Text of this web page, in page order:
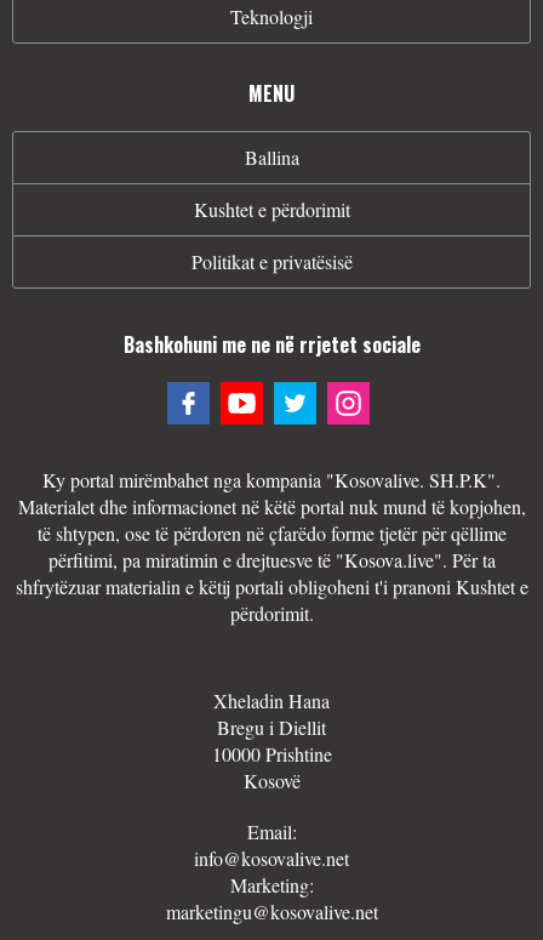
Teknologji
MENU
Ballina
Kushtet e përdorimit
Politikat e privatësisë
Bashkohuni me ne në rrjetet sociale
Ky portal mirëmbahet nga kompania "Kosovalive. SH.P.K".
Materialet dhe informacionet në këtë portal nuk mund të kopjohen,
të shtypen, ose të përdoren në çfarëdo forme tjetër për qëllime
përfitimi, pa miratimin e drejtuesve të "Kosova.live". Për ta
shfrytëzuar materialin e këtij portali obligoheni t'i pranoni Kushtet e
përdorimit.
Xheladin Hana
Bregu i Diellit
10000 Prishtine
Kosovë
Email:
info@kosovalive.net
Marketing:
marketingu@kosovalive.net